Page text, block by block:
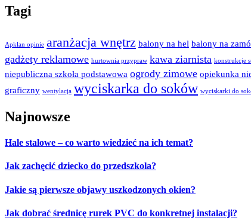
Tagi
Apklan opinie aranżacja wnętrz balony na hel balony na
gadżety reklamowe hurtownia przypraw kawa ziarnista konstrukcje
niepubliczna szkoła podstawowa ogrody zimowe opiekunka
graficzny wentylacja wyciskarka do soków wyciskarki do
Najnowsze
Hale stalowe – co warto wiedzieć na ich temat?
Jak zachęcić dziecko do przedszkola?
Jakie są pierwsze objawy uszkodzonych okien?
Jak dobrać średnicę rurek PVC do konkretnej instalacji?